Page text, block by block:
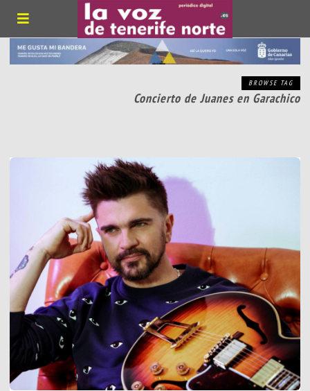
BROWSE TAG
Concierto de Juanes en Garachico